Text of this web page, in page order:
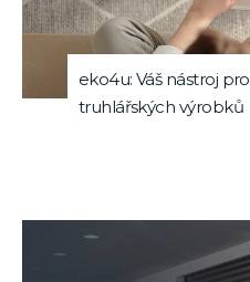
eko4u: Váš nástroj
truhlářských výrobků